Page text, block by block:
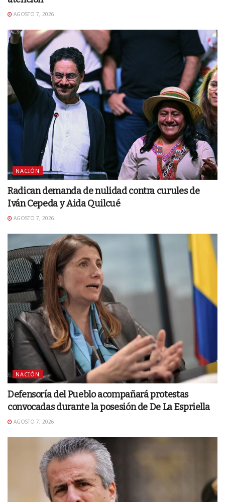
AGOSTO 7, 2026
NACIÓN
Radican demanda de nulidad contra curules de
Iván Cepeda y Aida Quilcué
AGOSTO 7, 2026
NACIÓN
Defensoría del Pueblo acompañará protestas
convocadas durante la posesión de De La Espriella
AGOSTO 7, 2026